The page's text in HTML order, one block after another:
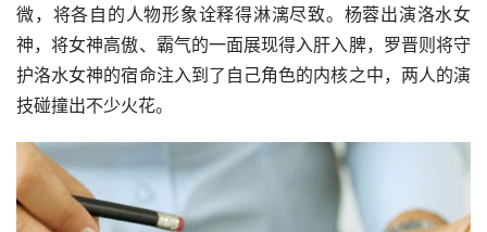
微，将各自的人物形象诠释得淋漓尽致。杨蓉出演洛水女
神，将女神高傲、霸气的一面展现得入肝入脾，罗晋则将守
护洛水女神的宿命注入到了自己角色的内核之中，两人的演
技碰撞出不少火花。